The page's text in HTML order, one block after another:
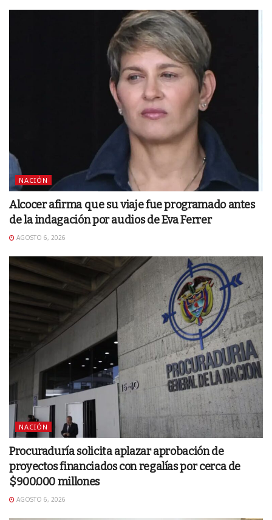
NACIÓN
Alcocer afirma que su viaje fue programado antes
de la indagación por audios de Eva Ferrer
AGOSTO 6, 2026
NACIÓN
Procuraduría solicita aplazar aprobación de
proyectos financiados con regalías por cerca de
$900.000 millones
AGOSTO 6, 2026